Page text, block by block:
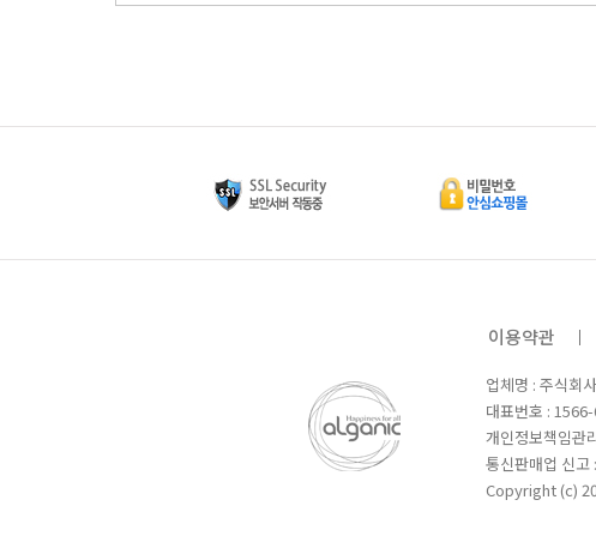
이용약관
업체명 : 주식회
대표번호 :
개인정보책임관
통신판매업 신
Copyright (c)